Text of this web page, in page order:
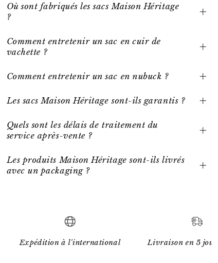
Où sont fabriqués les sacs Maison Héritage
?
Comment entretenir un sac en cuir de
vachette ?
Comment entretenir un sac en nubuck ?
Les sacs Maison Héritage sont-ils garantis ?
Quels sont les délais de traitement du
service après-vente ?
Les produits Maison Héritage sont-ils livrés
avec un packaging ?
Expédition à l'international Livraison en 5